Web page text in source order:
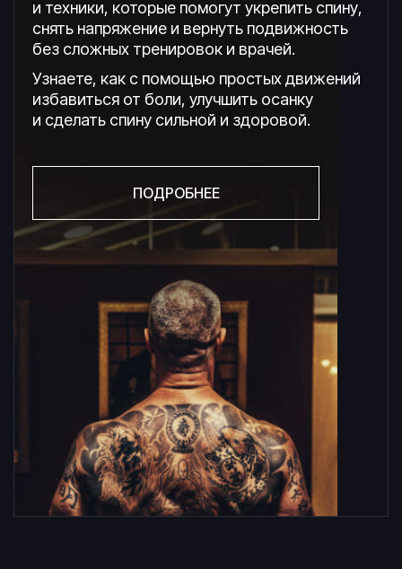
и техники, которые помогут укрепить спину,
снять напряжение и вернуть подвижность
без сложных тренировок и врачей.
Узнаете, как с помощью простых движений
избавиться от боли, улучшить осанку
и сделать спину сильной и здоровой.
ПОДРОБНЕЕ